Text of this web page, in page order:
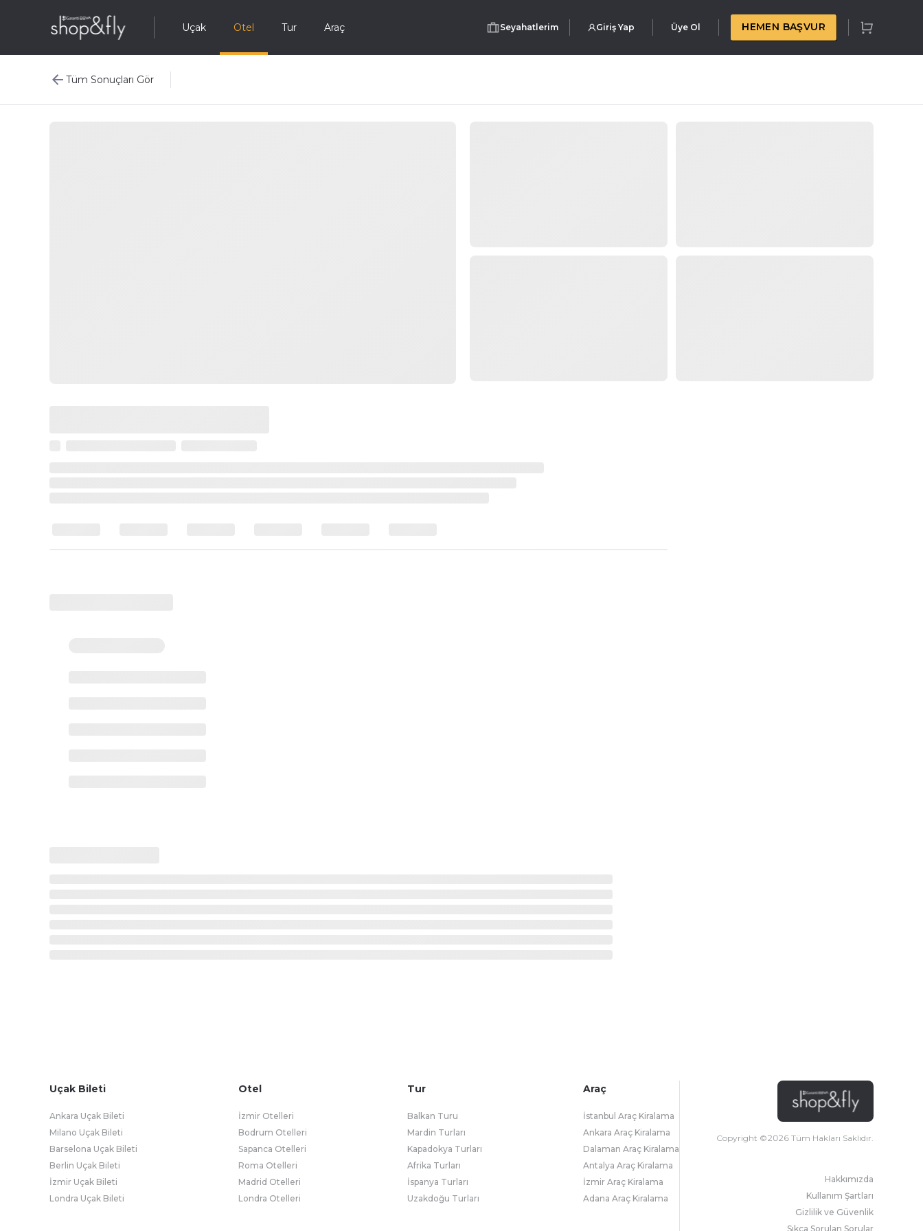
Uçak Otel Tur Araç Seyahatlerim Giriş Yap Üye Ol HEMEN BAŞVUR
Tüm Sonuçları Gör
Uçak Bileti
Ankara Uçak Bileti
Milano Uçak Bileti
Barselona Uçak Bileti
Berlin Uçak Bileti
İzmir Uçak Bileti
Londra Uçak Bileti
Otel
İzmir Otelleri
Bodrum Otelleri
Sapanca Otelleri
Roma Otelleri
Madrid Otelleri
Londra Otelleri
Tur
Balkan Turu
Mardin Turları
Kapadokya Turları
Afrika Turları
İspanya Turları
Uzakdoğu Turları
Araç
İstanbul Araç Kiralama
Ankara Araç Kiralama
Dalaman Araç Kiralama
Antalya Araç Kiralama
İzmir Araç Kiralama
Adana Araç Kiralama
Copyright ©2026 Tüm Hakları Saklıdır.
Hakkımızda
Kullanım Şartları
Gizlilik ve Güvenlik
Sıkça Sorulan Sorular